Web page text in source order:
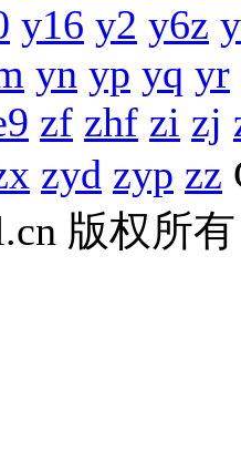
y16 y2 y6z
yn yp yq yr
zf zhf zi zj
zyd zyp zz
版权所